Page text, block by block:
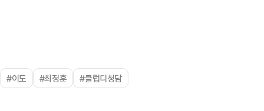
#이도 #최정훈 #클럽디청담